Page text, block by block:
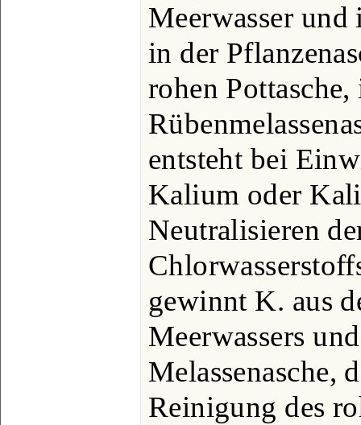
Meerwasser und
in der
rohen
entsteht bei
Kalium oder
Neutralisieren
gewinnt K. aus
Meerwassers
Melassenasche,
Reinigung des